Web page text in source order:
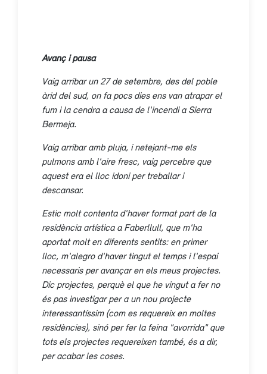
Avanç i pausa
Vaig arribar un 27 de setembre, des del poble
àrid del sud, on fa pocs dies ens van atrapar el
fum i la cendra a causa de l'incendi a Sierra
Bermeja.
Vaig arribar amb pluja, i netejant-me els
pulmons amb l'aire fresc, vaig percebre que
aquest era el lloc idoni per treballar i
descansar.
Estic molt contenta d'haver format part de la
residència artística a Faberllull, que m'ha
aportat molt en diferents sentits: en primer
lloc, m'alegro d'haver tingut el temps i l'espai
necessaris per avançar en els meus projectes.
Dic projectes, perquè el que he vingut a fer no
és pas investigar per a un nou projecte
interessantíssim (com es requereix en moltes
residències), sinó per fer la feina "avorrida" que
tots els projectes requereixen també, és a dir,
per acabar les coses.